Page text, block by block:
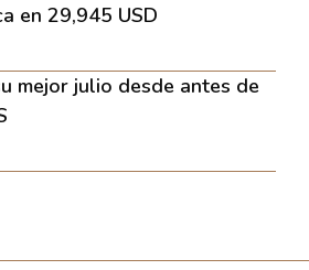
en 29,945 USD
mejor julio desde antes de